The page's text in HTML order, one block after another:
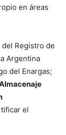
en áreas
Registro de
Argentina
del Enargas;
el